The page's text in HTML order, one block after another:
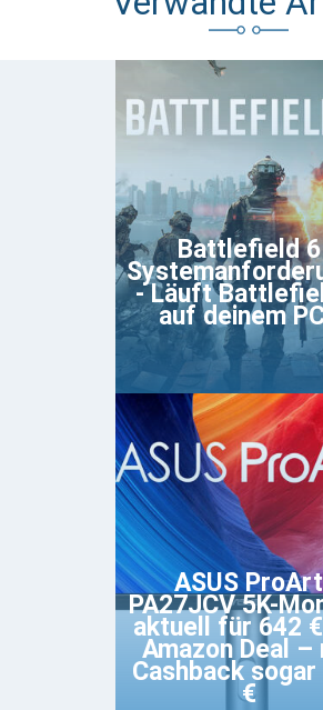
Battlefield 6
- Läuft
auf deinem
ASUS ProArt
PA27JCV 5K-
aktuell für 642
Amazon Deal –
Cashback sogar
€